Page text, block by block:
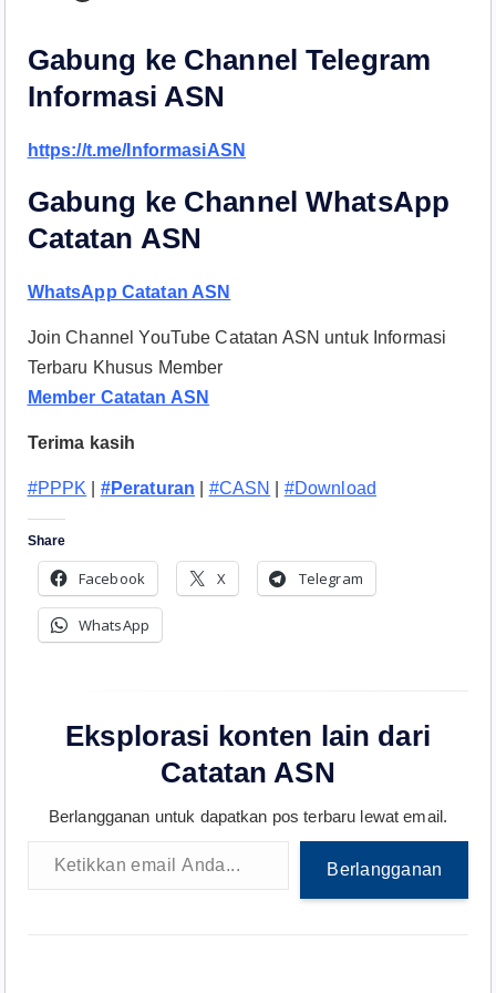
Gabung ke Channel Telegram
Informasi ASN
https://t.me/InformasiASN
Gabung ke Channel WhatsApp
Catatan ASN
WhatsApp Catatan ASN
Join Channel YouTube Catatan ASN untuk Informasi
Terbaru Khusus Member
Member Catatan ASN
Terima kasih
#PPPK #Peraturan #CASN #Download
Share
Facebook X Telegram
WhatsApp
Eksplorasi konten lain dari
Catatan ASN
Berlangganan untuk dapatkan pos terbaru lewat email.
Ketikkan email Anda...
Berlangganan